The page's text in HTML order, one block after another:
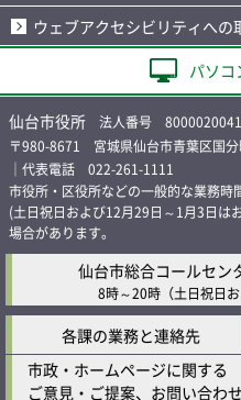
ウェブアクセシビリティへの
パソコ
仙台市役所 法人番号
〒980-8671 宮城県仙台市青葉区国
｜代表電話 022-261-1111
市役所・区役所などの一般的な業務時
(土日祝日および12月29日～1月3日は
場合があります。
仙台市総合コールセン
8時～20時 （土日祝日
各課の業務と連絡先
市政・ホームページに関する
ご意見・ご提案、お問い合わせ